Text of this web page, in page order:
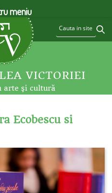
VICTORIEI
arte şi cultură
Ecobescu si
meniu